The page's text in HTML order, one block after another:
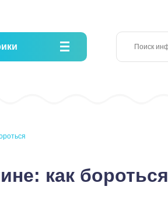
как бороться